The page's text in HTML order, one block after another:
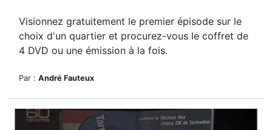
Visionnez gratuitement le premier épisode sur le
choix d'un quartier et procurez-vous le coffret de
4 DVD ou une émission à la fois.
Par : André Fauteux